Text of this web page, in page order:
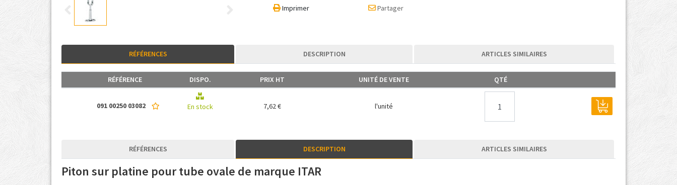
Imprimer Partager
RÉFÉRENCES DESCRIPTION ARTICLES SIMILAIRES
RÉFÉRENCE DISPO. PRIX HT UNITÉ DE VENTE QTÉ
091 00250 03082 En stock 7,62 € l'unité
RÉFÉRENCES DESCRIPTION ARTICLES SIMILAIRES
Piton sur platine pour tube ovale de marque ITAR